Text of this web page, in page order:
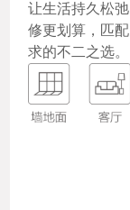
让生活持久松
修更划算，匹
求的不二之选。